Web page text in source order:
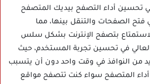
تحسين أداء التصفح بيديك المتصفح
فتح الصفحات والتنقل بينها، مما
بتصفح الإنترنت بشكل سلس
في تحسين تجربة المستخدم، حيث
من النوافذ في وقت واحد دون أن يتسبب
المتصفح سواء كنت تتصفح مواقع